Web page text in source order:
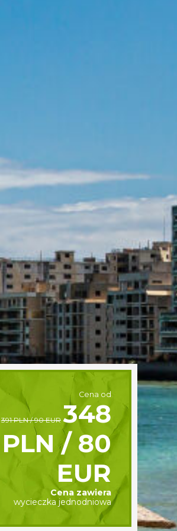
Cena od
391 PLN / 90 EUR 348
PLN / 80
EUR
Cena zawiera
wycieczka jednodniowa